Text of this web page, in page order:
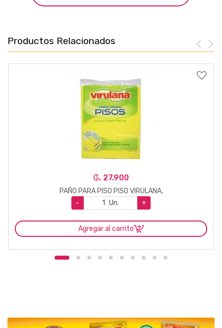
Productos Relacionados
₲. 27.900
PAÑO PARA PISO PISO VIRULANA,
-
Un. +
Agregar al carrito